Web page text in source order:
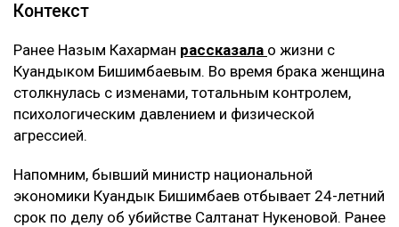
Контекст
Ранее Назым Кахарман рассказала о жизни с
Куандыком Бишимбаевым. Во время брака женщина
столкнулась с изменами, тотальным контролем,
психологическим давлением и физической
агрессией.
Напомним, бывший министр национальной
экономики Куандык Бишимбаев отбывает 24-летний
срок по делу об убийстве Салтанат Нукеновой. Ранее